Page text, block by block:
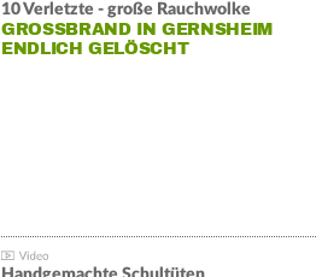
10 Verletzte - große Rauchwolke
GROSSBRAND IN GERNSHEIM E
NDLICH GELÖSCHT